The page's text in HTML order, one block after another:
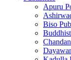
Apuru
Biso